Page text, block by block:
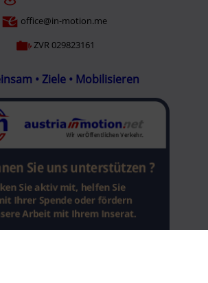
office@in-motion.me
ZVR 029823161
• Ziele • Mobilisieren